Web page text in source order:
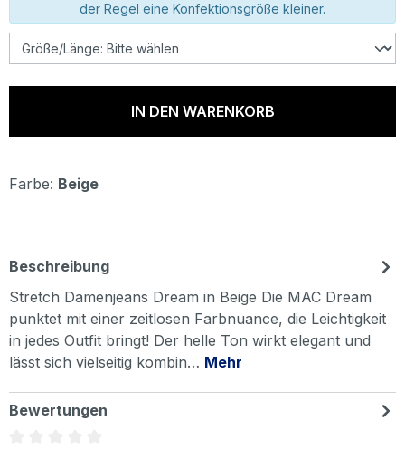
der Regel eine Konfektionsgröße kleiner.
IN DEN WARENKORB
Farbe: Beige
Beschreibung
Stretch Damenjeans Dream in Beige Die MAC Dream
punktet mit einer zeitlosen Farbnuance, die Leichtigkeit
in jedes Outfit bringt! Der helle Ton wirkt elegant und
lässt sich vielseitig kombin… Mehr
Bewertungen